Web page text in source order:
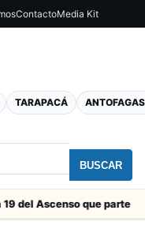
ContactoMedia Kit
TARAPACÁ
BUSCAR
Ascenso que parte este